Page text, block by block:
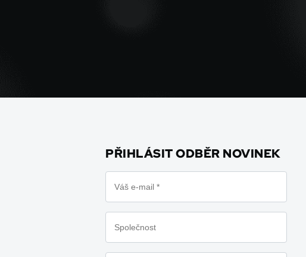
PŘIHLÁSIT ODBĚR NOVINEK